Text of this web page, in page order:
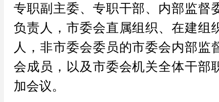
专职副主委、专职干部、内部监督
负责人，市委会直属组织、在建组
人，非市委会委员的市委会内部监
会成员，以及市委会机关全体干部
加会议。